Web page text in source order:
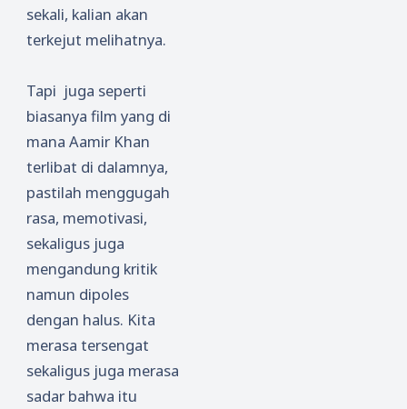
sekali, kalian akan
terkejut melihatnya.
Tapi juga seperti
biasanya film yang di
mana Aamir Khan
terlibat di dalamnya,
pastilah menggugah
rasa, memotivasi,
sekaligus juga
mengandung kritik
namun dipoles
dengan halus. Kita
merasa tersengat
sekaligus juga merasa
sadar bahwa itu